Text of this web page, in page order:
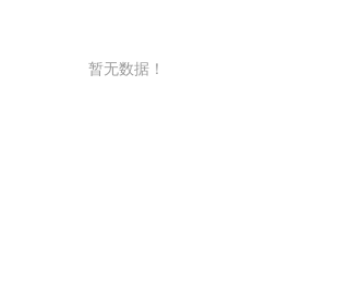
暂无数据！